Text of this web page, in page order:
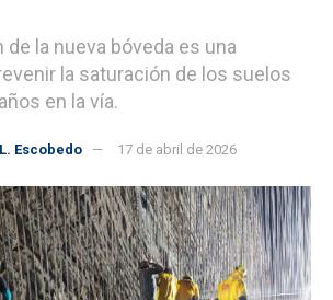
la nueva bóveda es una
la saturación de los suelos
en la vía.
Escobedo 17 de abril de 2026